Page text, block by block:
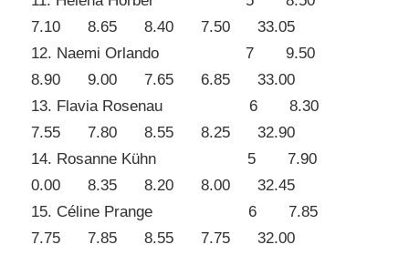
7.10 8.65 8.40 7.50 33.05
12. Naemi Orlando 7 9.50
8.90 9.00 7.65 6.85 33.00
13. Flavia Rosenau 6 8.30
7.55 7.80 8.55 8.25 32.90
14. Rosanne Kühn 5 7.90
0.00 8.35 8.20 8.00 32.45
15. Céline Prange 6 7.85
7.75 7.85 8.55 7.75 32.00